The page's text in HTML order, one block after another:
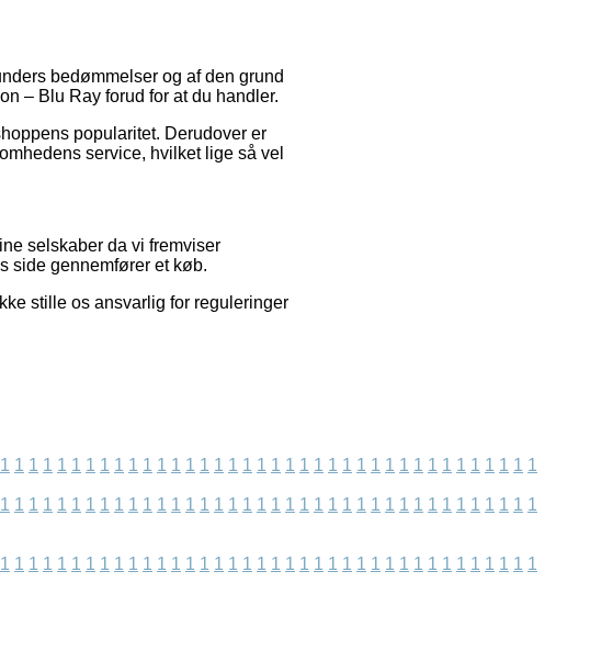
bedømmelser og af den grund
– Blu Ray forud for at du handler.
popularitet. Derudover er
service, hvilket lige så vel
selskaber da vi fremviser
side gennemfører et køb.
stille os ansvarlig for reguleringer
1 1 1 1 1 1 1 1 1 1 1 1 1 1 1 1 1 1 1 1 1 1 1 1 1 1 1 1 1 1 1 1 1 1 1 1 1 1
1 1 1 1 1 1 1 1 1 1 1 1 1 1 1 1 1 1 1 1 1 1 1 1 1 1 1 1 1 1 1 1 1 1 1 1 1 1
1 1 1 1 1 1 1 1 1 1 1 1 1 1 1 1 1 1 1 1 1 1 1 1 1 1 1 1 1 1 1 1 1 1 1 1 1 1